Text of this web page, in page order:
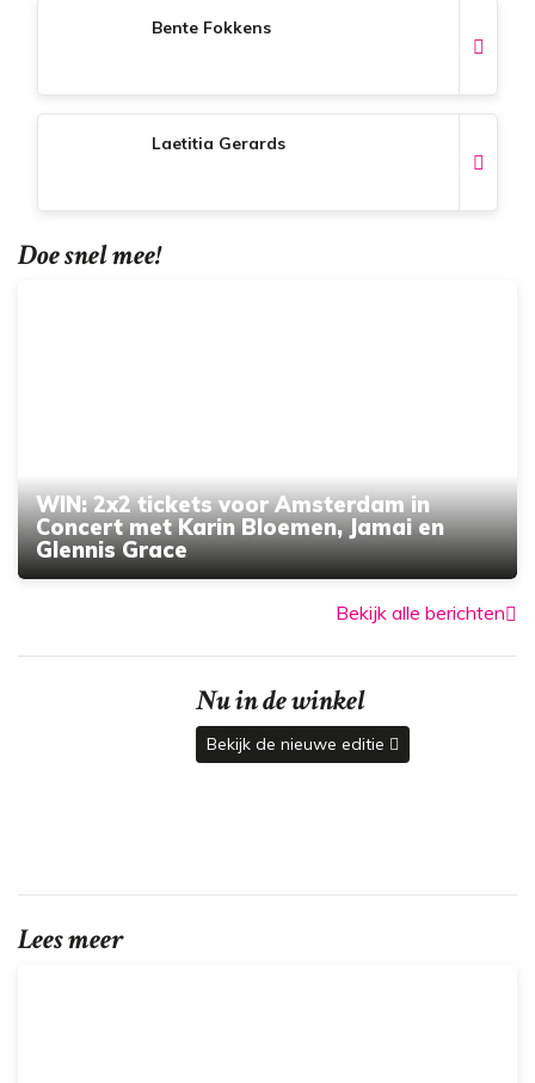
Bente Fokkens
Laetitia Gerards
Doe snel mee!
WIN: 2x2 tickets voor Amsterdam in
Concert met Karin Bloemen, Jamai en
Glennis Grace
Bekijk alle berichten
Nu in de winkel
Bekijk de nieuwe editie
Lees meer